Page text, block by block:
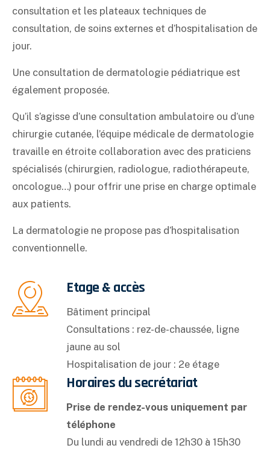
consultation et les plateaux techniques de
consultation, de soins externes et d’hospitalisation de
jour.
Une consultation de dermatologie pédiatrique est
également proposée.
Qu’il s’agisse d’une consultation ambulatoire ou d’une
chirurgie cutanée, l’équipe médicale de dermatologie
travaille en étroite collaboration avec des praticiens
spécialisés (chirurgien, radiologue, radiothérapeute,
oncologue…) pour offrir une prise en charge optimale
aux patients.
La dermatologie ne propose pas d’hospitalisation
conventionnelle.
Etage & accès
Bâtiment principal
Consultations : rez-de-chaussée, ligne
jaune au sol
Hospitalisation de jour : 2e étage
Horaires du secrétariat
Prise de rendez-vous uniquement par
téléphone
Du lundi au vendredi de 12h30 à 15h30